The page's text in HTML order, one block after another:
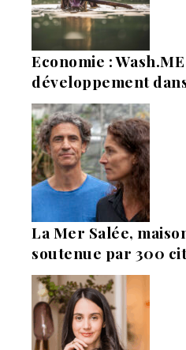
Economie :
développement
La Mer Salée,
soutenue par 300